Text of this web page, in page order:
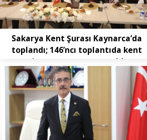
Sakarya Kent Şurası Kaynarca’da
toplandı; 146’ncı toplantıda kent
vizyonu masaya yatırıldı